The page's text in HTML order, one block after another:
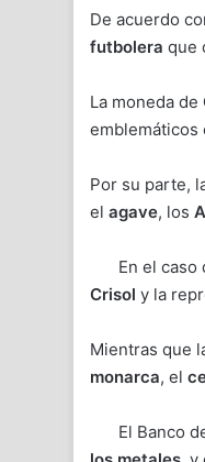
De acuerdo
futbolera que
La moneda de
Por su parte,
elagave, los
En el caso
Crisol y la
Mientras que
monarca, el
El Banco